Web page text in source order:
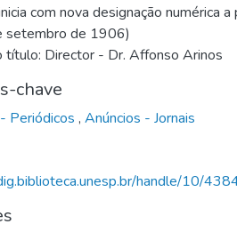
com nova designação numérica
setembro de 1906)
título: Director - Dr. Affonso Arinos
chave
Periódicos , Anúncios - Jornais
handle/10/